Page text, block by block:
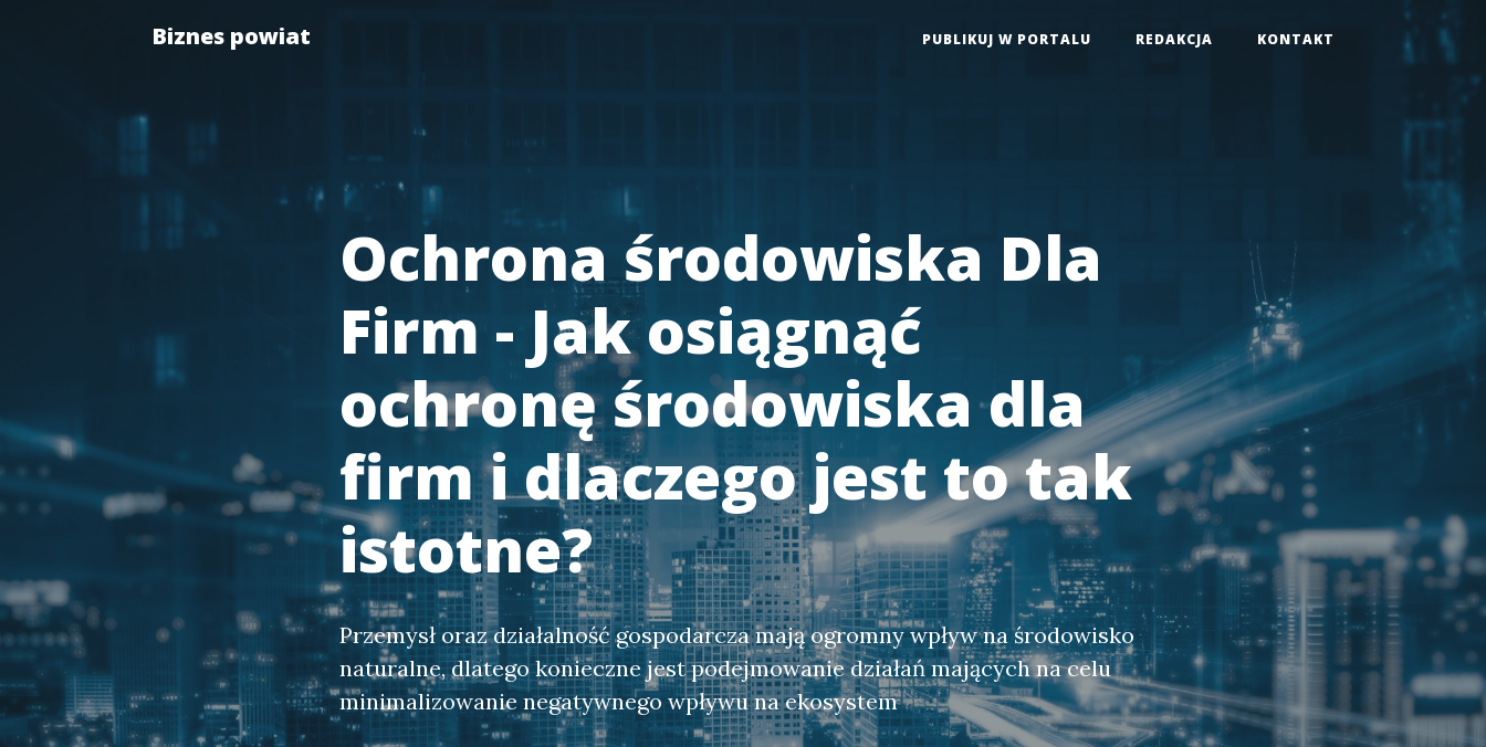
Biznes powiat PUBLIKUJ W PORTALU REDAKCJA KONTAKT
Ochrona środowiska Dla
Firm - Jak osiągnąć
ochronę środowiska dla
firm i dlaczego jest to tak
istotne?
Przemysł oraz działalność gospodarcza mają ogromny wpływ na środowisko
naturalne, dlatego konieczne jest podejmowanie działań mających na celu
minimalizowanie negatywnego wpływu na ekosystem